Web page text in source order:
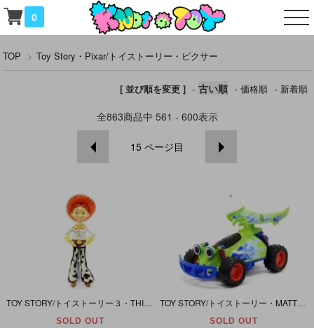
0
TOP > Toy Story・Pixar/トイストーリー・ピクサー
[ 並び順を変更 ] - 古い順 - 価格順 - 新着順
全863商品中 561 - 600表示
15 ページ目
TOY STORY/トイストーリー３・THINK WAY/シンクウェイ・Talking Action Figure/トーキングアクションフィギュア「Jessie/ジェシー」日本語(日下由美版)・汚れ有
SOLD OUT SOLD OUT